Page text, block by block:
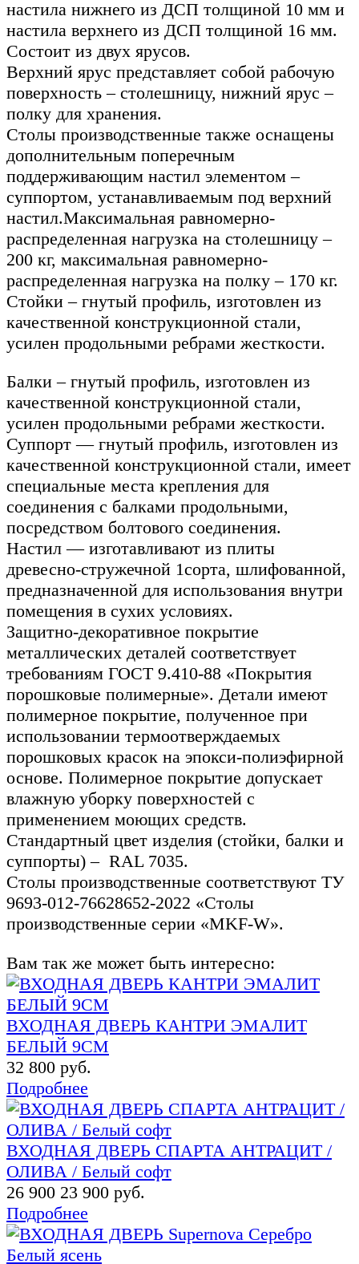
настила нижнего из ДСП толщиной 10 мм и
настила верхнего из ДСП толщиной 16 мм.
Состоит из двух ярусов.
Верхний ярус представляет собой рабочую
поверхность – столешницу, нижний ярус –
полку для хранения.
Столы производственные также оснащены
дополнительным поперечным
поддерживающим настил элементом –
суппортом, устанавливаемым под верхний
настил.Максимальная равномерно-
распределенная нагрузка на столешницу –
200 кг, максимальная равномерно-
распределенная нагрузка на полку – 170 кг.
Стойки – гнутый профиль, изготовлен из
качественной конструкционной стали,
усилен продольными ребрами жесткости.
Балки – гнутый профиль, изготовлен из
качественной конструкционной стали,
усилен продольными ребрами жесткости.
Суппорт — гнутый профиль, изготовлен из
качественной конструкционной стали, имеет
специальные места крепления для
соединения с балками продольными,
посредством болтового соединения.
Настил — изготавливают из плиты
древесно-стружечной 1сорта, шлифованной,
предназначенной для использования внутри
помещения в сухих условиях.
Защитно-декоративное покрытие
металлических деталей соответствует
требованиям ГОСТ 9.410-88 «Покрытия
порошковые полимерные». Детали имеют
полимерное покрытие, полученное при
использовании термоотверждаемых
порошковых красок на эпокси-полиэфирной
основе. Полимерное покрытие допускает
влажную уборку поверхностей с
применением моющих средств.
Стандартный цвет изделия (стойки, балки и
суппорты) – RAL 7035.
Столы производственные соответствуют ТУ
9693-012-76628652-2022 «Столы
производственные серии «MKF-W».
Вам так же может быть интересно:
ВХОДНАЯ ДВЕРЬ КАНТРИ ЭМАЛИТ
БЕЛЫЙ 9СМ
32 800 руб.
Подробнее
ВХОДНАЯ ДВЕРЬ СПАРТА АНТРАЦИТ /
ОЛИВА / Белый софт
26 900 23 900 руб.
Подробнее